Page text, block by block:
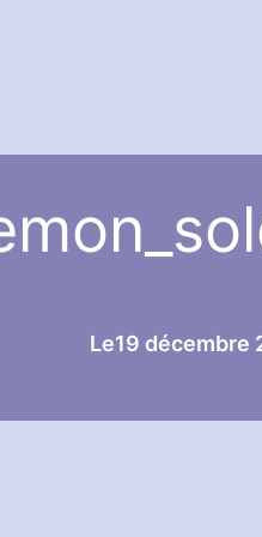
Le19 décembre